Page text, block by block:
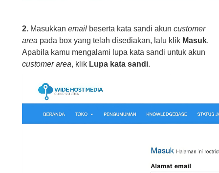
2. Masukkan email beserta kata sandi akun customer
area pada box yang telah disediakan, lalu klik Masuk.
Apabila kamu mengalami lupa kata sandi untuk akun
customer area, klik Lupa kata sandi.